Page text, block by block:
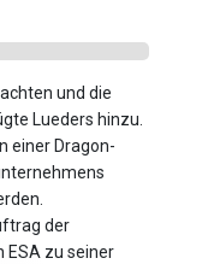
und die
Lueders hinzu.
einer Dragon-
der
ESA zu seiner